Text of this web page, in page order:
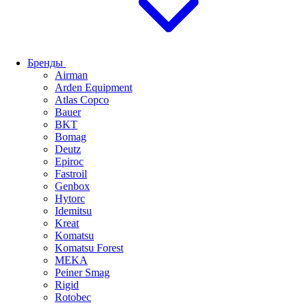
Бренды
Airman
Arden Equipment
Atlas Сopco
Bauer
BKT
Bomag
Deutz
Epiroc
Fastroil
Genbox
Hytorc
Idemitsu
Kreat
Komatsu
Komatsu Forest
MEKA
Peiner Smag
Rigid
Rotobec